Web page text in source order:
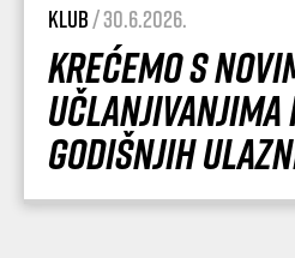
Klub/ 30.6.2026.
Krećemo s
učlanjivanjima
godišnjih